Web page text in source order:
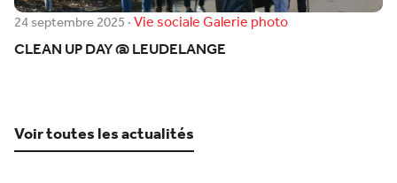
24 septembre 2025·Vie socialeGalerie photo
CLEAN UP DAY @ LEUDELANGE
Voir toutes les actualités